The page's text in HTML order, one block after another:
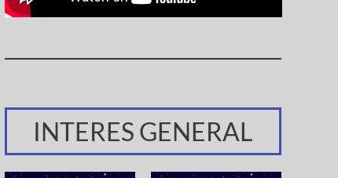
INTERES GENERAL